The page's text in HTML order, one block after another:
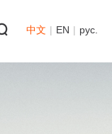
中文 | EN | рус.